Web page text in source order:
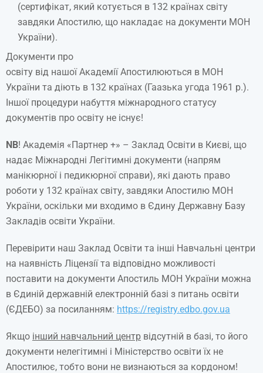
(сертифікат, який котується в 132 країнах світу
завдяки Апостилю, що накладає на документи МОН
України).
Документи про
освіту від нашої Академії Апостилюються в МОН
України та діють в 132 країнах (Гаазька угода 1961 р.).
Іншої процедури набуття міжнародного статусу
документів про освіту не існує!
NB! Академія «Партнер +» – Заклад Освіти в Києві, що
надає Міжнародні Легітимні документи (напрям
манікюрної і педикюрної справи), які дають право
роботи у 132 країнах світу, завдяки Апостилю МОН
України, оскільки ми входимо в Єдину Державну Базу
Закладів освіти України.
Перевірити наш Заклад Освіти та інші Навчальні центри
на наявність Ліцензії та відповідно можливості
поставити на документи Апостиль МОН України можна
в Єдиній державній електронній базі з питань освіти
(ЄДЕБО) за посиланням: https://registry.edbo.gov.ua
Якщо інший навчальний центр відсутній в базі, то його
документи нелегітимні і Міністерство освіти їх не
Апостилює, тобто вони не визнаються за кордоном!